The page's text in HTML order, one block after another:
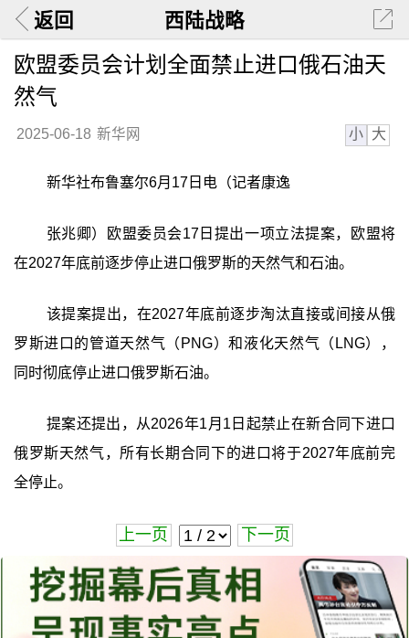
返回 西陆战略
欧盟委员会计划全面禁止进口俄石油天
然气
2025-06-18 新华网 小 大
新华社布鲁塞尔6月17日电（记者康逸
张兆卿）欧盟委员会17日提出一项立法提案，欧盟将
在2027年底前逐步停止进口俄罗斯的天然气和石油。
该提案提出，在2027年底前逐步淘汰直接或间接从俄
罗斯进口的管道天然气（PNG）和液化天然气（LNG），
同时彻底停止进口俄罗斯石油。
提案还提出，从2026年1月1日起禁止在新合同下进口
俄罗斯天然气，所有长期合同下的进口将于2027年底前完
全停止。
上一页 下一页